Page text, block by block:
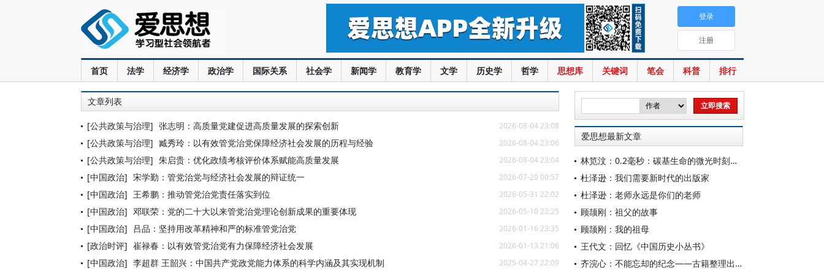
首页 法学 经济学 政治学 国际关系 社会学 新闻学 教育学 文学 历史学 哲学 思想库 关键词 笔会 科普 排行
登录
注册
文章列表
[公共政策与治理] 张志明：高质量党建促进高质量发展的探索创新 2026-08-04 23:08
[公共政策与治理] 臧秀玲：以有效管党治党保障经济社会发展的历程与经验 2026-08-04 23:06
[公共政策与治理] 朱启贵：优化政绩考核评价体系赋能高质量发展 2026-08-04 23:04
[中国政治] 宋学勤：管党治党与经济社会发展的辩证统一 2026-07-20 00:57
[中国政治] 王希鹏：推动管党治党责任落实到位 2026-05-31 22:02
[中国政治] 邓联荣：党的二十大以来管党治党理论创新成果的重要体现 2026-05-10 22:25
[中国政治] 吕品：坚持用改革精神和严的标准管党治党 2026-01-16 23:35
[政治时评] 崔禄春：以有效管党治党有力保障经济社会发展 2026-01-13 21:06
[中国政治] 李超群 王韶兴：中国共产党政党能力体系的科学内涵及其实现机制 2025-04-27 22:09
爱思想最新文章
林笕汶：0.2毫秒：碳基生命的微光时刻——读邵春堡《未来人类：科技拓展无限可能》
杜泽逊：我们需要新时代的出版家
杜泽逊：老师永远是你们的老师
顾颉刚：祖父的故事
顾颉刚：我的祖母
王代文：回忆《中国历史小丛书》
齐浣心：不能忘却的纪念——古籍整理出版规划小组成立六十载记